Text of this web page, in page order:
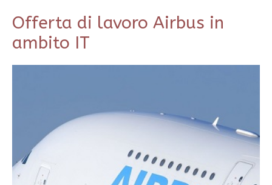
Offerta di lavoro Airbus in
ambito IT